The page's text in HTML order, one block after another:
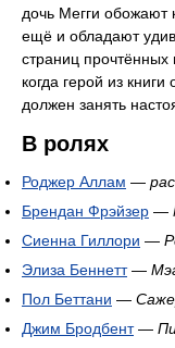
дочь Мегги обожают
ещё и обладают
страниц прочтённых
когда герой из
должен занять
В ролях
Роджер Аллам —
Брендан Фрэйзер —
Сиенна Гиллори —
Элиза Беннетт—
Пол Беттани —
Джим Бродбент—